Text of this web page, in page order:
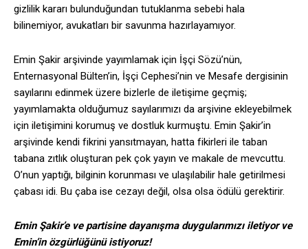
gizlilik kararı bulunduğundan tutuklanma sebebi hala
bilinemiyor, avukatları bir savunma hazırlayamıyor.
Emin Şakir arşivinde yayımlamak için İşçi Sözü’nün,
Enternasyonal Bülten’in, İşçi Cephesi’nin ve Mesafe dergisinin
sayılarını edinmek üzere bizlerle de iletişime geçmiş;
yayımlamakta olduğumuz sayılarımızı da arşivine ekleyebilmek
için iletişimini korumuş ve dostluk kurmuştu. Emin Şakir’in
arşivinde kendi fikrini yansıtmayan, hatta fikirleri ile taban
tabana zıtlık oluşturan pek çok yayın ve makale de mevcuttu.
O’nun yaptığı, bilginin korunması ve ulaşılabilir hale getirilmesi
çabası idi. Bu çaba ise cezayı değil, olsa olsa ödülü gerektirir.
Emin Şakir’e ve partisine dayanışma duygularımızı iletiyor ve
Emin’in özgürlüğünü istiyoruz!